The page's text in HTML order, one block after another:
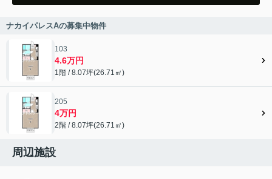
ナカイパレスAの募集中物件
103
4.6万円
1階 / 8.07坪(26.71㎡)
205
4万円
2階 / 8.07坪(26.71㎡)
周辺施設